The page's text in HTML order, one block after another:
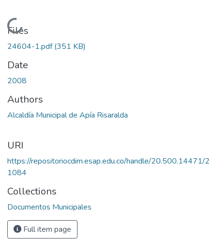
Loading...
Files
24604-1.pdf(351 KB)
Date
2008
Authors
Alcaldía Municipal de Apía Risaralda
URI
https://repositoriocdim.esap.edu.co/handle/20.500.14471/2
1084
Collections
Documentos Municipales
Full item page